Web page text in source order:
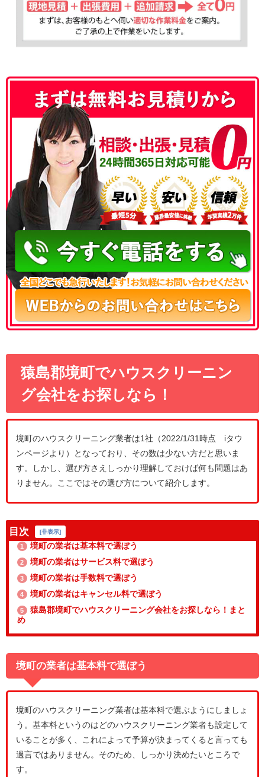
050-3177-5687
猿島郡境町でハウスクリーニン
グ会社をお探しなら！
境町のハウスクリーニング業者は1社（2022/1/31時点 iタウ
ンページより）となっており、その数は少ない方だと思いま
す。しかし、選び方さえしっかり理解しておけば何も問題はあ
りません。ここではその選び方について紹介します。
目次 [非表示]
1 境町の業者は基本料で選ぼう
2 境町の業者はサービス料で選ぼう
3 境町の業者は手数料で選ぼう
4 境町の業者はキャンセル料で選ぼう
5
猿島郡境町でハウスクリーニング会社をお探しなら！まと
め
境町の業者は基本料で選ぼう
境町のハウスクリーニング業者は基本料で選ぶようにしましょ
う。基本料というのはどのハウスクリーニング業者も設定して
いることが多く、これによって予算が決まってくると言っても
過言ではありません。そのため、しっかり決めたいところで
す。